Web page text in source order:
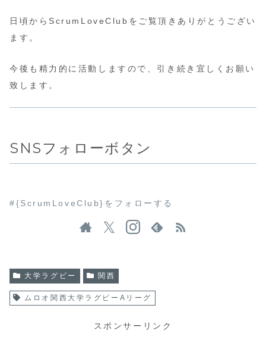
日頃からScrumLoveClubをご覧頂きありがとうござい
ます。
今後も精力的に活動しますので、引き続き宜しくお願い
致します。
SNSフォローボタン
#{ScrumLoveClub}をフォローする
大学ラグビー 関西
ムロオ関西大学ラグビーAリーグ
スポンサーリンク